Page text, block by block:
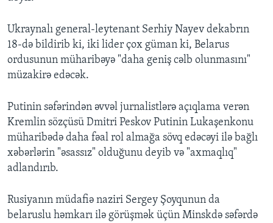
Ukraynalı general-leytenant Serhiy Nayev dekabrın
18-də bildirib ki, iki lider çox güman ki, Belarus
ordusunun müharibəyə "daha geniş cəlb olunmasını"
müzakirə edəcək.
Putinin səfərindən əvvəl jurnalistlərə açıqlama verən
Kremlin sözçüsü Dmitri Peskov Putinin Lukaşenkonu
müharibədə daha fəal rol almağa sövq edəcəyi ilə bağlı
xəbərlərin "əsassız" olduğunu deyib və "axmaqlıq"
adlandırıb.
Rusiyanın müdafiə naziri Sergey Şoyqunun da
belaruslu həmkarı ilə görüşmək üçün Minskdə səfərdə